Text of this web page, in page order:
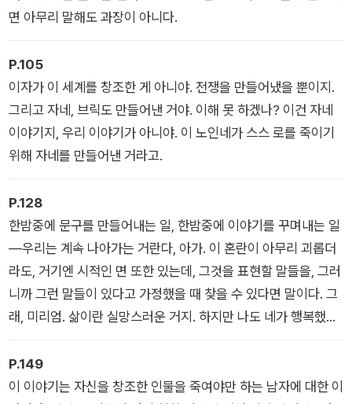
면 아무리 말해도 과장이 아니다.
P.105
이자가 이 세계를 창조한 게 아니야. 전쟁을 만들어냈을 뿐이지.
그리고 자네, 브릭도 만들어낸 거야. 이해 못 하겠나? 이건 자네
이야기지, 우리 이야기가 아니야. 이 노인네가 스스 로를 죽이기
위해 자네를 만들어낸 거라고.
P.128
한밤중에 문구를 만들어내는 일, 한밤중에 이야기를 꾸며내는 일
―우리는 계속 나아가는 거란다, 아가. 이 혼란이 아무리 괴롭더
라도, 거기엔 시적인 면 또한 있는데, 그것을 표현할 말들을, 그러
니까 그런 말들이 있다고 가정했을 때 찾을 수 있다면 말이다. 그
래, 미리엄. 삶이란 실망스러운 거지. 하지만 나도 네가 행복했으
면 좋겠구나.
P.149
이 이야기는 자신을 창조한 인물을 죽여야만 하는 남자에 대한 이